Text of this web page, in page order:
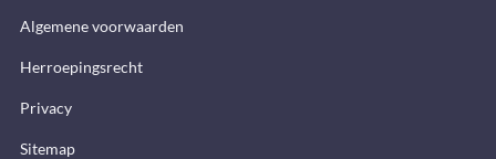
Algemene voorwaarden
Herroepingsrecht
Privacy
Sitemap